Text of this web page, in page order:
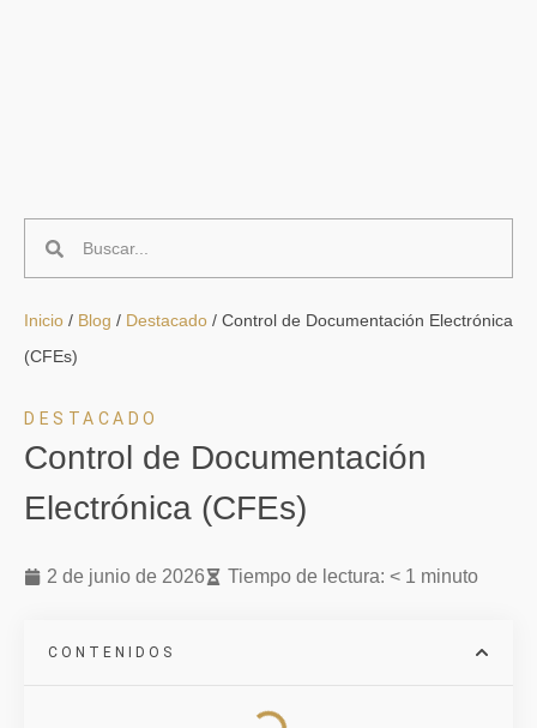
Inicio / Blog / Destacado / Control de Documentación Electrónica
(CFEs)
DESTACADO
Control de Documentación
Electrónica (CFEs)
2 de junio de 2026 Tiempo de lectura: < 1 minuto
CONTENIDOS